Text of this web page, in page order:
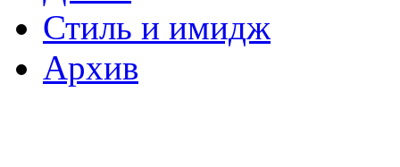
Стиль и имидж
Архив